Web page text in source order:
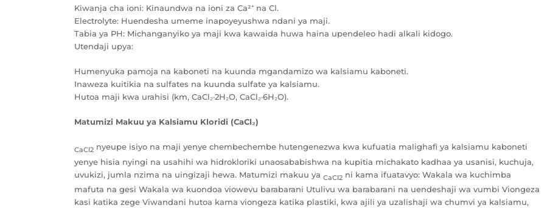
Kiwanja cha ioni: Kinaundwa na ioni za Ca²⁺ na Cl.
Electrolyte: Huendesha umeme inapoyeyushwa ndani ya maji.
Tabia ya PH: Michanganyiko ya maji kwa kawaida huwa haina upendeleo hadi alkali kidogo.
Utendaji upya:
Humenyuka pamoja na kaboneti na kuunda mgandamizo wa kalsiamu kaboneti.
Inaweza kuitikia na sulfates na kuunda sulfate ya kalsiamu.
Hutoa maji kwa urahisi (km, CaCl₂·2H₂O, CaCl₂·6H₂O).
Matumizi Makuu ya Kalsiamu Kloridi (CaCl₂)
CaCl2 nyeupe isiyo na maji yenye chembechembe hutengenezwa kwa kufuatia malighafi ya kalsiamu kaboneti
yenye hisia nyingi na usahihi wa hidrokloriki unaosababishwa na kupitia michakato kadhaa ya usanisi, kuchuja,
uvukizi, jumla nzima na uingizaji hewa. Matumizi makuu ya CaCl2 ni kama ifuatavyo: Wakala wa kuchimba
mafuta na gesi Wakala wa kuondoa viowevu barabarani Utulivu wa barabarani na uendeshaji wa vumbi Viongeza
kasi katika zege Viwandani hutoa kama viongeza katika plastiki, kwa ajili ya uzalishaji wa chumvi ya kalsiamu,